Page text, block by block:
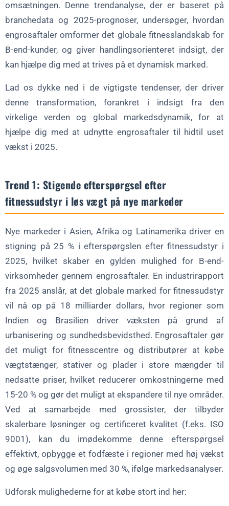
omsætningen. Denne trendanalyse, der er baseret på
branchedata og 2025-prognoser, undersøger, hvordan
engrosaftaler omformer det globale fitnesslandskab for
B-end-kunder, og giver handlingsorienteret indsigt, der
kan hjælpe dig med at trives på et dynamisk marked.
Lad os dykke ned i de vigtigste tendenser, der driver
denne transformation, forankret i indsigt fra den
virkelige verden og global markedsdynamik, for at
hjælpe dig med at udnytte engrosaftaler til hidtil uset
vækst i 2025.
Trend 1: Stigende efterspørgsel efter
fitnessudstyr i løs vægt på nye markeder
Nye markeder i Asien, Afrika og Latinamerika driver en
stigning på 25 % i efterspørgslen efter fitnessudstyr i
2025, hvilket skaber en gylden mulighed for B-end-
virksomheder gennem engrosaftaler. En industrirapport
fra 2025 anslår, at det globale marked for fitnessudstyr
vil nå op på 18 milliarder dollars, hvor regioner som
Indien og Brasilien driver væksten på grund af
urbanisering og sundhedsbevidsthed. Engrosaftaler gør
det muligt for fitnesscentre og distributører at købe
vægtstænger, stativer og plader i store mængder til
nedsatte priser, hvilket reducerer omkostningerne med
15-20 % og gør det muligt at ekspandere til nye områder.
Ved at samarbejde med grossister, der tilbyder
skalerbare løsninger og certificeret kvalitet (f.eks. ISO
9001), kan du imødekomme denne efterspørgsel
effektivt, opbygge et fodfæste i regioner med høj vækst
og øge salgsvolumen med 30 %, ifølge markedsanalyser.
Udforsk mulighederne for at købe stort ind her: